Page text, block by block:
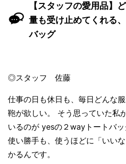
【スタッフの愛用品】
量も受け止めてくれる
バッグ
◎スタッフ 佐藤
仕事の日も休日も、毎日どんな
鞄が欲しい。 そう思っていた私
いるのが yesの２wayトートバ
使い勝手も、使うほどに「いい
かるんです。